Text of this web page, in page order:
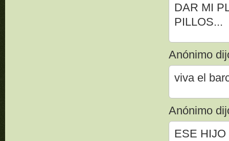
DAR MI
PILLOS...
Anónimo
viva el
Anónimo
ESE